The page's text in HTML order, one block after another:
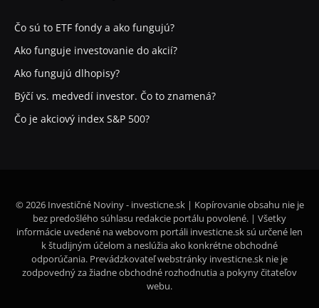
Čo sú to ETF fondy a ako fungujú?
Ako funguje investovanie do akcií?
Ako fungujú dlhopisy?
Býčí vs. medvedí investor. Čo to znamená?
Čo je akciový index S&P 500?
© 2026 Investičné Noviny - investicne.sk | Kopírovanie obsahu nie je
bez predošlého súhlasu redakcie portálu povolené. | Všetky
informácie uvedené na webovom portáli investicne.sk sú určené len
k študijným účelom a neslúžia ako konkrétne obchodné
odporúčania. Prevádzkovateľ webstránky investicne.sk nie je
zodpovedný za žiadne obchodné rozhodnutia a pokyny čitateľov
webu.